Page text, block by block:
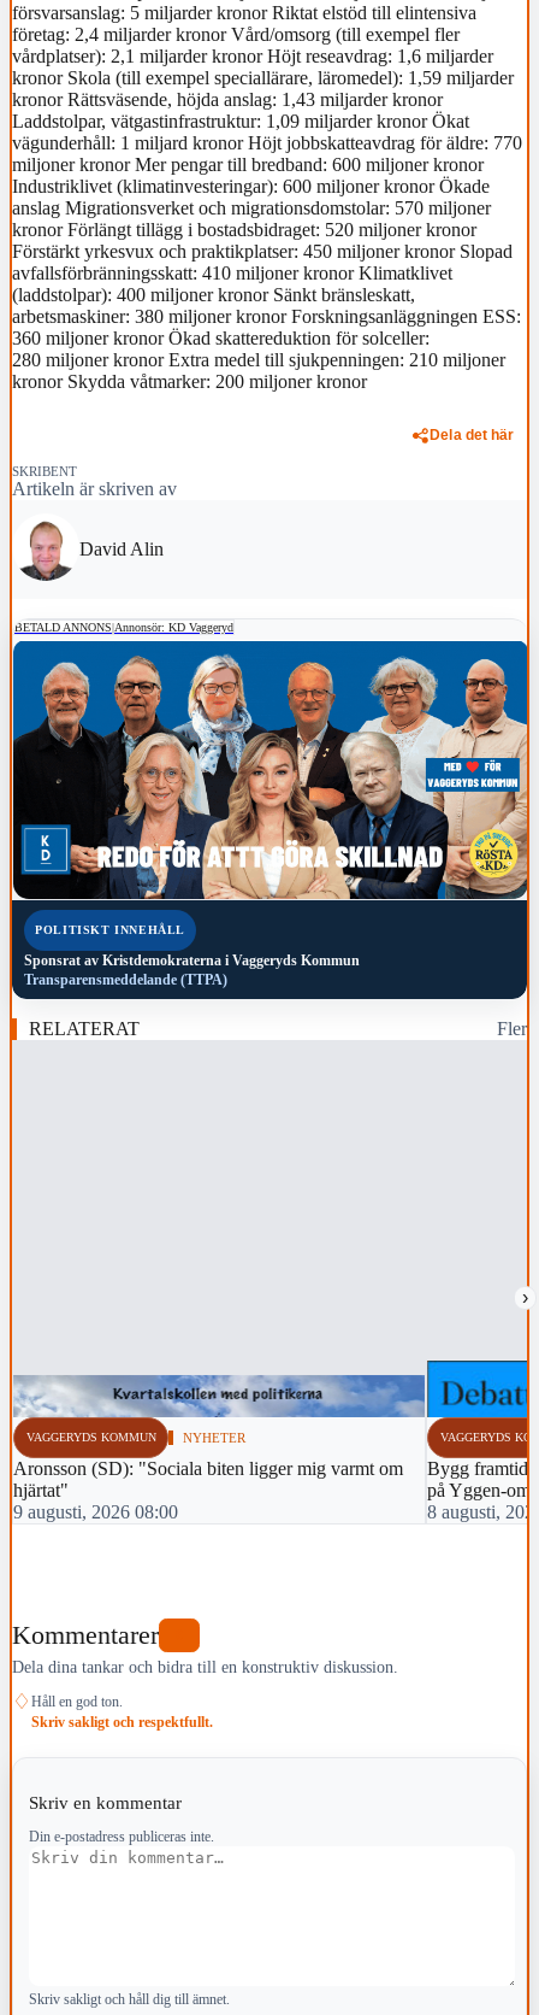
försvarsanslag: 5 miljarder kronor Riktat elstöd till elintensiva
företag: 2,4 miljarder kronor Vård/omsorg (till exempel fler
vårdplatser): 2,1 miljarder kronor Höjt reseavdrag: 1,6 miljarder
kronor Skola (till exempel speciallärare, läromedel): 1,59 miljarder
kronor Rättsväsende, höjda anslag: 1,43 miljarder kronor
Laddstolpar, vätgastinfrastruktur: 1,09 miljarder kronor Ökat
vägunderhåll: 1 miljard kronor Höjt jobbskatteavdrag för äldre: 770
miljoner kronor Mer pengar till bredband: 600 miljoner kronor
Industriklivet (klimatinvesteringar): 600 miljoner kronor Ökade
anslag Migrationsverket och migrationsdomstolar: 570 miljoner
kronor Förlängt tillägg i bostadsbidraget: 520 miljoner kronor
Förstärkt yrkesvux och praktikplatser: 450 miljoner kronor Slopad
avfallsförbränningsskatt: 410 miljoner kronor Klimatklivet
(laddstolpar): 400 miljoner kronor Sänkt bränsleskatt,
arbetsmaskiner: 380 miljoner kronor Forskningsanläggningen ESS:
360 miljoner kronor Ökad skattereduktion för solceller:
280 miljoner kronor Extra medel till sjukpenningen: 210 miljoner
kronor Skydda våtmarker: 200 miljoner kronor
Dela det här
SKRIBENT
Artikeln är skriven av
David Alin
BETALD ANNONS Annonsör: KD Vaggeryd
POLITISKT INNEHÅLL
Sponsrat av Kristdemokraterna i Vaggeryds Kommun
Transparensmeddelande (TTPA)
RELATERAT Fler
›
VAGGERYDS KOMMUN NYHETER
Aronsson (SD): "Sociala biten ligger mig varmt om
hjärtat"
9 augusti, 2026 08:00
VAGGERYDS
Bygg
på Yggen-
8 augusti,
Kommentarer
Dela dina tankar och bidra till en konstruktiv diskussion.
♢ Håll en god ton.
Skriv sakligt och respektfullt.
Skriv en kommentar
Din e-postadress publiceras inte.
Kommentar
Skriv sakligt och håll dig till ämnet.